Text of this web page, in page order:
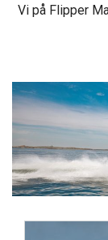
Vi på Flipper